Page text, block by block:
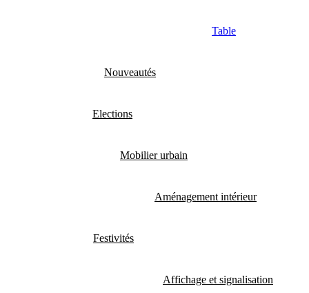
Table
Nouveautés
Elections
Mobilier urbain
Aménagement intérieur
Festivités
Affichage et signalisation